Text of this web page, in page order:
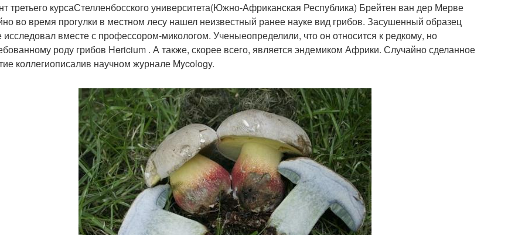
третьего курсаСтелленбосского университета(Южно-Африканская Республика) Брейтен ван дер Мерве
во время прогулки в местном лесу нашел неизвестный ранее науке вид грибов. Засушенный образец
вместе с профессором-микологом. Ученыеопределили, что он относится к редкому, но
роду грибов Hericium . А также, скорее всего, является эндемиком Африки. Случайно сделанное
коллегиописалив научном журнале Mycology.